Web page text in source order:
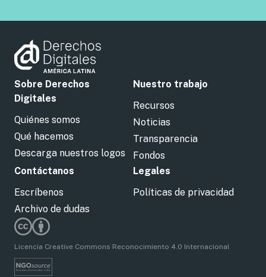
Sobre Derechos
Digitales
Quiénes somos
Qué hacemos
Descarga nuestros logos
Nuestro trabajo
Recursos
Noticias
Transparencia
Fondos
Contáctanos
Escríbenos
Archivo de dudas
Legales
Políticas de privacidad
Licencia Creative Commons Reconocimiento 4.0 Internacional